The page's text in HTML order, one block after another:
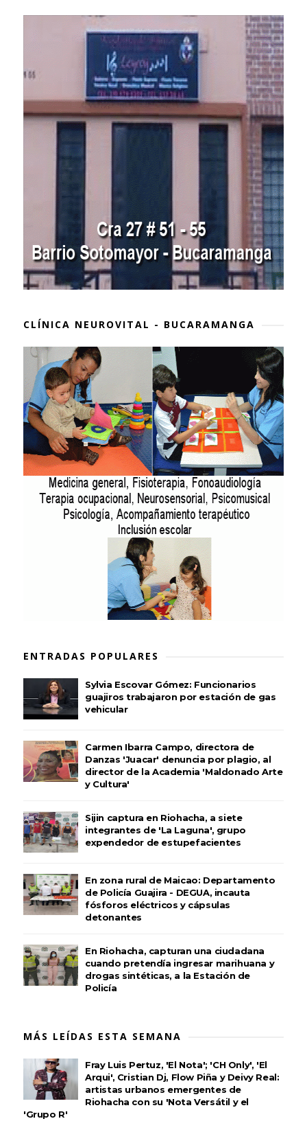
CLÍNICA NEUROVITAL - BUCARAMANGA
ENTRADAS POPULARES
Sylvia Escovar Gómez: Funcionarios
guajiros trabajaron por estación de gas
vehicular
Carmen Ibarra Campo, directora de
Danzas 'Juacar' denuncia por plagio, al
director de la Academia 'Maldonado Arte
y Cultura'
Sijin captura en Riohacha, a siete
integrantes de 'La Laguna', grupo
expendedor de estupefacientes
En zona rural de Maicao: Departamento
de Policía Guajira - DEGUA, incauta
fósforos eléctricos y cápsulas
detonantes
En Riohacha, capturan una ciudadana
cuando pretendía ingresar marihuana y
drogas sintéticas, a la Estación de
Policía
MÁS LEÍDAS ESTA SEMANA
Fray Luis Pertuz, 'El Nota'; 'CH Only', 'El
Arqui', Cristian Dj, Flow Piña y Deivy Real:
artistas urbanos emergentes de
Riohacha con su 'Nota Versátil y el
'Grupo R'